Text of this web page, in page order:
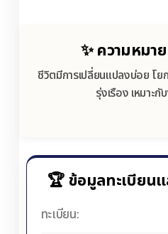
✨ ความหมา
ชีวิตมีการเปลี่ยนแปลงบ่อย โ
รุ่งเรือง เหมาะ
🏆 ข้อมูลทะเบียน
ทะเบียน: